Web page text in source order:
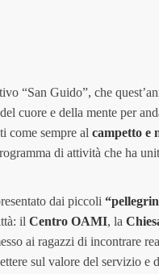
“San Guido”, che
cuore e della mente per
come sempre al campetto e
di attività che ha
dai piccoli
il Centro OAMI, la
ai ragazzi di incontrare
sul valore del servizio e